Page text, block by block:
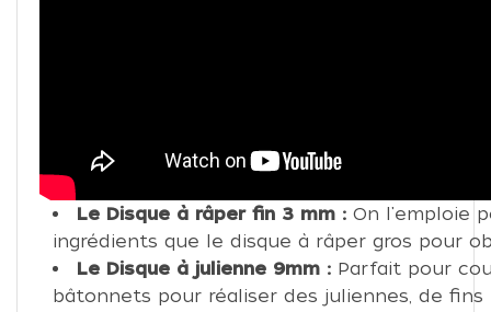
les carottes râpées, le coleslaw, les
terre crues pour les röstis.
Le Disque à râper fin 3 mm : On l'emploie
ingrédients que le disque à râper gros pour
Le Disque à julienne 9mm : Parfait pour
bâtonnets pour réaliser des juliennes, de